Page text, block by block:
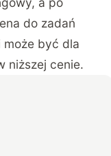
do zadań
może być dla
niższej cenie.